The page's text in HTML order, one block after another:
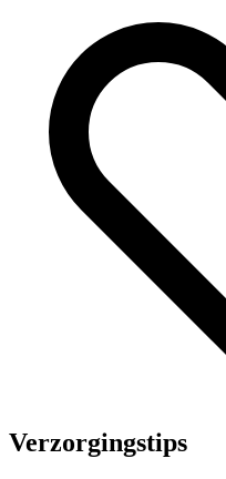
Verzorgingstips